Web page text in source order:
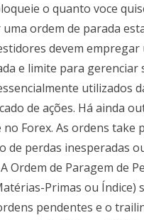
o quanto voce
ordem de parada
devem
e limite para
utilizados
de ações. Há ainda
Forex. As ordens
perdas inesperadas
Ordem de Paragem de
Primas ou Índice)
pendentes e o